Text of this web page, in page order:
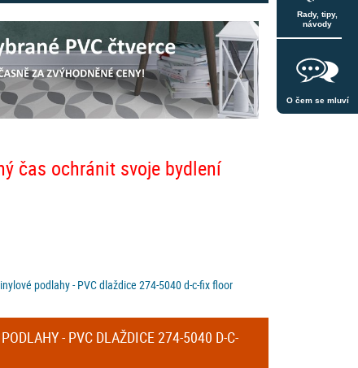
Rady, tipy,
návody
O čem se mluví
čas ochránit svoje bydlení
podlahy - PVC dlaždice 274-5040 d-c-fix floor
- PVC DLAŽDICE 274-5040 D-C-